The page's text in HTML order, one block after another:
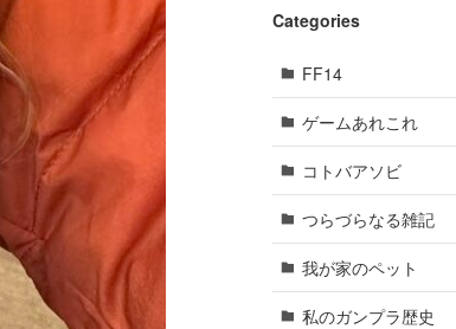
Categories
FF14
ゲームあれこれ
コトバアソビ
つらづらなる雑記
我が家のペット
私のガンプラ歴史